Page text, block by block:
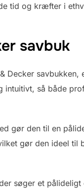
tid og kræfter i
savbuk
Decker
så både
gør den til en
gør den ideel til
søger et